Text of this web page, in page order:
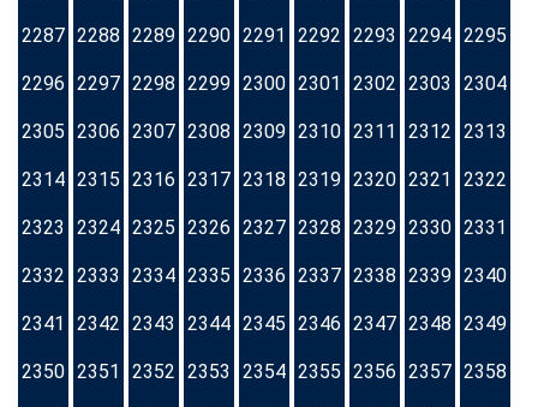
2287 2288 2289 2290 2291 2292 2293 2294 2295
2296 2297 2298 2299 2300 2301 2302 2303 2304
2305 2306 2307 2308 2309 2310 2311 2312 2313
2314 2315 2316 2317 2318 2319 2320 2321 2322
2323 2324 2325 2326 2327 2328 2329 2330 2331
2332 2333 2334 2335 2336 2337 2338 2339 2340
2341 2342 2343 2344 2345 2346 2347 2348 2349
2350 2351 2352 2353 2354 2355 2356 2357 2358